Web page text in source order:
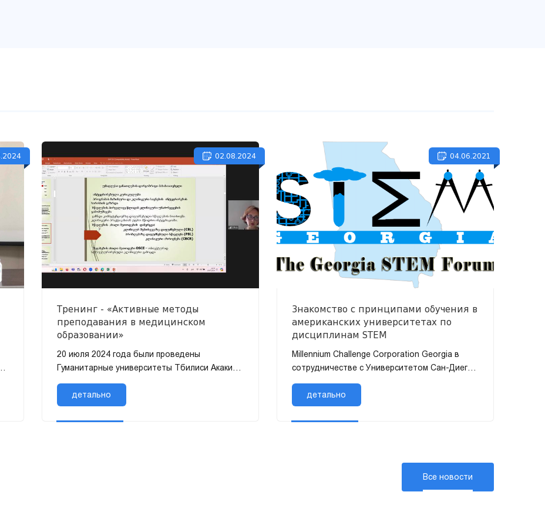
02.08.2024
Тренинг - «Активные методы
преподавания в медицинском
образовании»
20 июля 2024 года были проведены
Гуманитарные университеты Тбилиси Акаки
Обучение финансировалось при поддержке
Универс...
детально
04.06.2021
Знакомство с принципами обучения в
американских университетах по
дисциплинам STEM
Millennium Challenge Corporation Georgia в
сотрудничестве с Университетом Сан-Диего
американского...
детально
Все новости